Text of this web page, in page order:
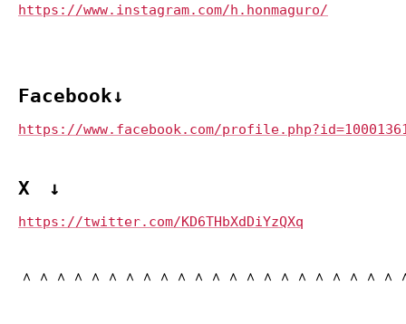
https://www.instagram.com/h.honmaguro/
Facebook↓
https://www.facebook.com/
X ↓
https://twitter.com/KD6THbXdDiYzQXq
＾＾＾＾＾＾＾＾＾＾＾＾＾＾＾＾＾＾＾＾＾